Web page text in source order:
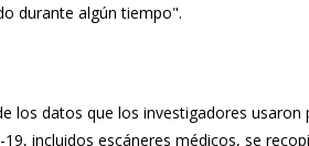
durante algún tiempo".
los datos que los investigadores usaron
incluidos escáneres médicos, se